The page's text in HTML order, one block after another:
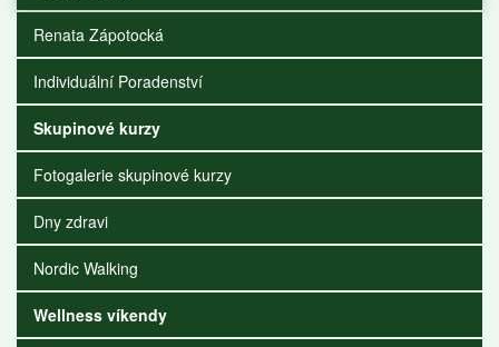
Renata Zápotocká
Individuální Poradenství
Skupinové kurzy
Fotogalerie skupinové kurzy
Dny zdravi
Nordic Walking
Wellness víkendy